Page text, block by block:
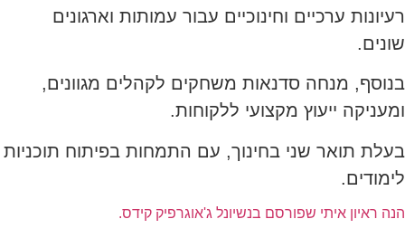
רעיונות ערכיים וחינוכיים עבור עמותות וארגונים
שונים.
בנוסף, מנחה סדנאות משחקים לקהלים מגוונים,
ומעניקה ייעוץ מקצועי ללקוחות.
בעלת תואר שני בחינוך, עם התמחות בפיתוח תוכניות
לימודים.
הנה ראיון איתי שפורסם בנשיונל ג'אוגרפיק קידס.